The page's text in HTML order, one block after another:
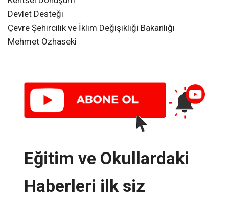
Devlet Desteği
Çevre Şehircilik ve İklim Değişikliği Bakanlığı
Mehmet Özhaseki
Eğitim ve Okullardaki
Haberleri ilk siz